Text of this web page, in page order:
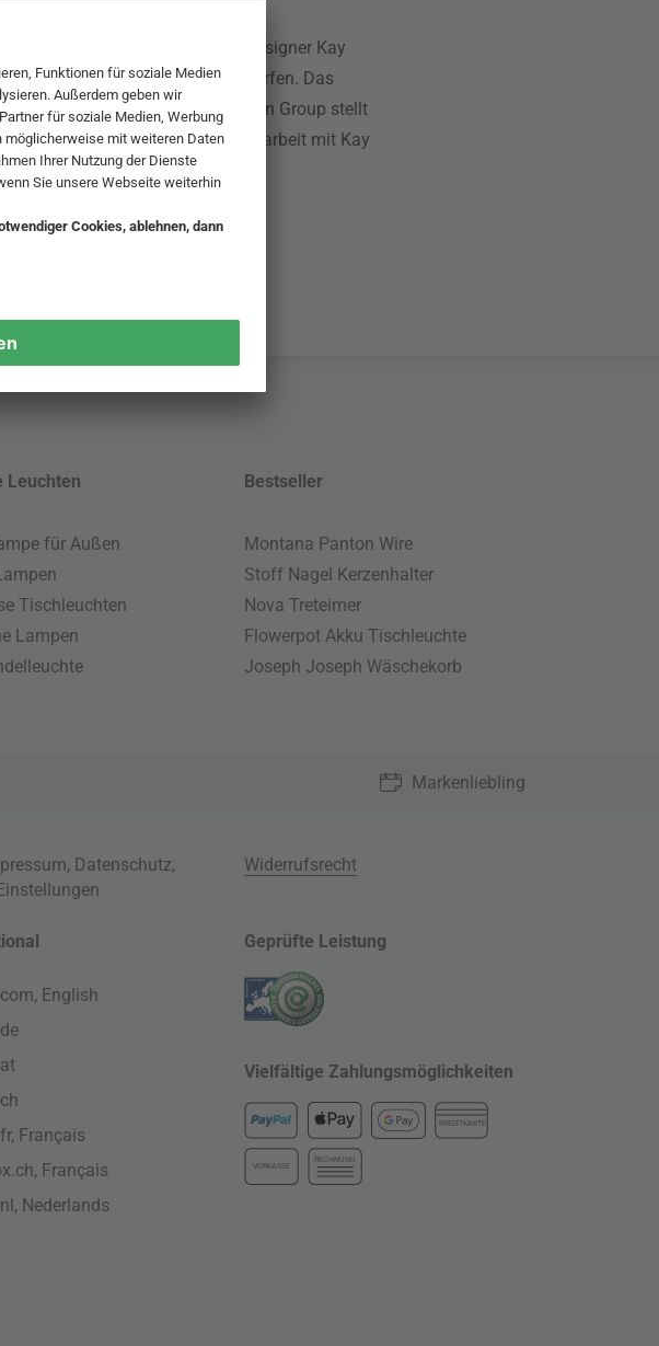
Holz-Tiere wurden von Designer Kay
zwischen 1935 und 1957 entworfen. Das
Unternehmen Rosendahl Design Group stellt
heute in enger Zusammenarbeit mit Kay
Familie her.
Leuchten
für Außen
Tischleuchten
Lampen
Bestseller
Montana Panton Wire
Stoff Nagel Kerzenhalter
Nova Treteimer
Flowerpot Akku Tischleuchte
Joseph Joseph Wäschekorb
Markenliebling
, Datenschutz,
Widerrufsrecht
English
Français
Français
Nederlands
Geprüfte Leistung
Vielfältige Zahlungsmöglichkeiten
KREDITKARTE
VORKASSE
RECHNUNG